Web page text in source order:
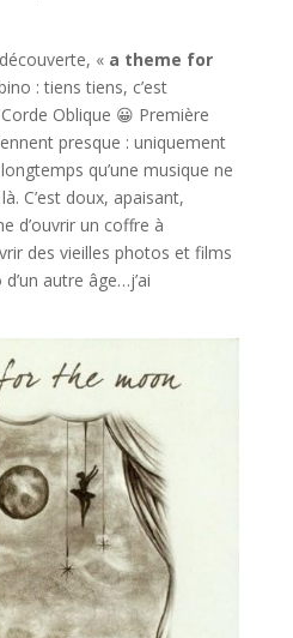
« a theme for
: tiens tiens, c’est
Oblique 😀 Première
presque : uniquement
qu’une musique ne
C’est doux, apaisant,
d’ouvrir un coffre à
des vieilles photos et films
autre âge…j’ai